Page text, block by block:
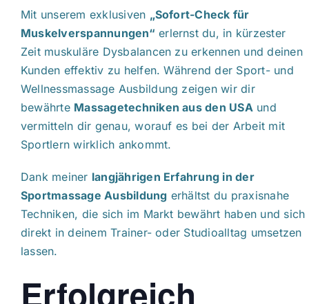
Mit unserem exklusiven „Sofort-Check für
Muskelverspannungen“ erlernst du, in kürzester
Zeit muskuläre Dysbalancen zu erkennen und deinen
Kunden effektiv zu helfen. Während der Sport- und
Wellnessmassage Ausbildung zeigen wir dir
bewährte Massagetechniken aus den USAund
vermitteln dir genau, worauf es bei der Arbeit mit
Sportlern wirklich ankommt.
Dank meiner langjährigen Erfahrung in der
Sportmassage Ausbildung erhältst du praxisnahe
Techniken, die sich im Markt bewährt haben und sich
direkt in deinem Trainer- oder Studioalltag umsetzen
lassen.
Erfolgreich